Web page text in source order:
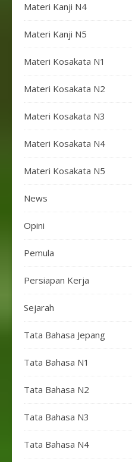
Materi Kanji N4
Materi Kanji N5
Materi Kosakata N1
Materi Kosakata N2
Materi Kosakata N3
Materi Kosakata N4
Materi Kosakata N5
News
Opini
Pemula
Persiapan Kerja
Sejarah
Tata Bahasa Jepang
Tata Bahasa N1
Tata Bahasa N2
Tata Bahasa N3
Tata Bahasa N4